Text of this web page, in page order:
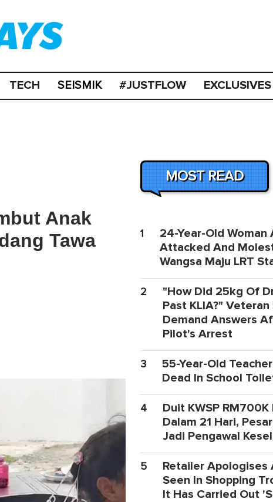
TECH SEISMIK #JUSTFLOW EXCLUSIVES
Anak
Tawa
MOST READ
1
24-Year-Old
Attacked And
Wangsa Maju LRT
2
"How Did 25kg Of
Past KLIA?"
Demand Answers
Pilot's Arrest
3
55-Year-Old
Dead In School
4
Duit KWSP RM700K
Dalam 21 Hari,
Jadi Pengawal
5
Retailer Apologises
Seen In Shopping
It Has Carried Out